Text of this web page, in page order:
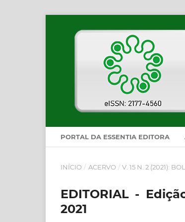
PORTAL DA ESSENTIA EDITORA
INÍCIO / ACERVO / V. 15 N. 2 (2021):
EDITORIAL -
2021